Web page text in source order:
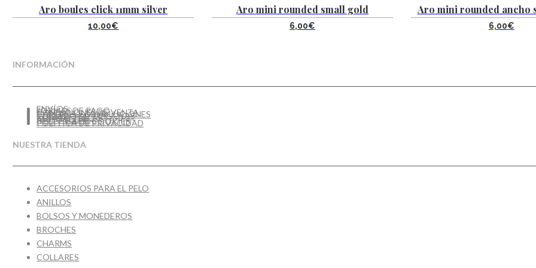
Aro boules click 11mm silver
10,00€
Aro mini rounded small gold
6,00€
Aro mini rounded ancho
6,00€
INFORMACIÓN
ENVÍOS
FORMAS DE PAGO
CONDICIONES DE VENTA
CAMBIOS Y DEVOLUCIONES
CUIDADO DE TUS JOYAS
GUÍA DE TALLAS
AVISO LEGAL
POLÍTICA DE COOKIES
POLÍTICA DE PRIVACIDAD
NUESTRA TIENDA
ACCESORIOS PARA EL PELO
ANILLOS
BOLSOS Y MONEDEROS
BROCHES
CHARMS
COLLARES